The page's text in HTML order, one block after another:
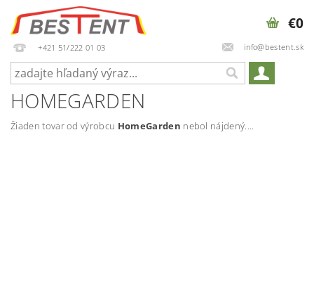
+421 51/222 01 03 info@bestent.sk
€0
HOMEGARDEN
Žiaden tovar od výrobcu HomeGarden nebol nájdený....